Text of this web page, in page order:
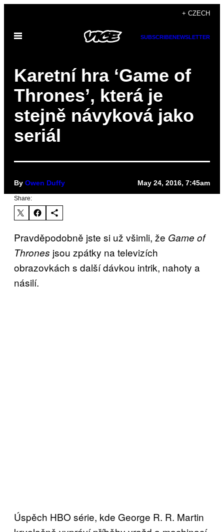
content
+ CZECH
Open
SUBSCRIBENEWSLETTER
Karetní hra ‘Game of
Thrones’, která je
stejně návyková jako
seriál
By Owen Duffy May 24, 2016, 7:45am
Share:
Pravděpodobně jste si už všimli, že Game of
Thrones jsou zpátky na televizích
obrazovkách s další dávkou intrik, nahoty a
násilí.
Úspěch HBO série, kde George R. R. Martin